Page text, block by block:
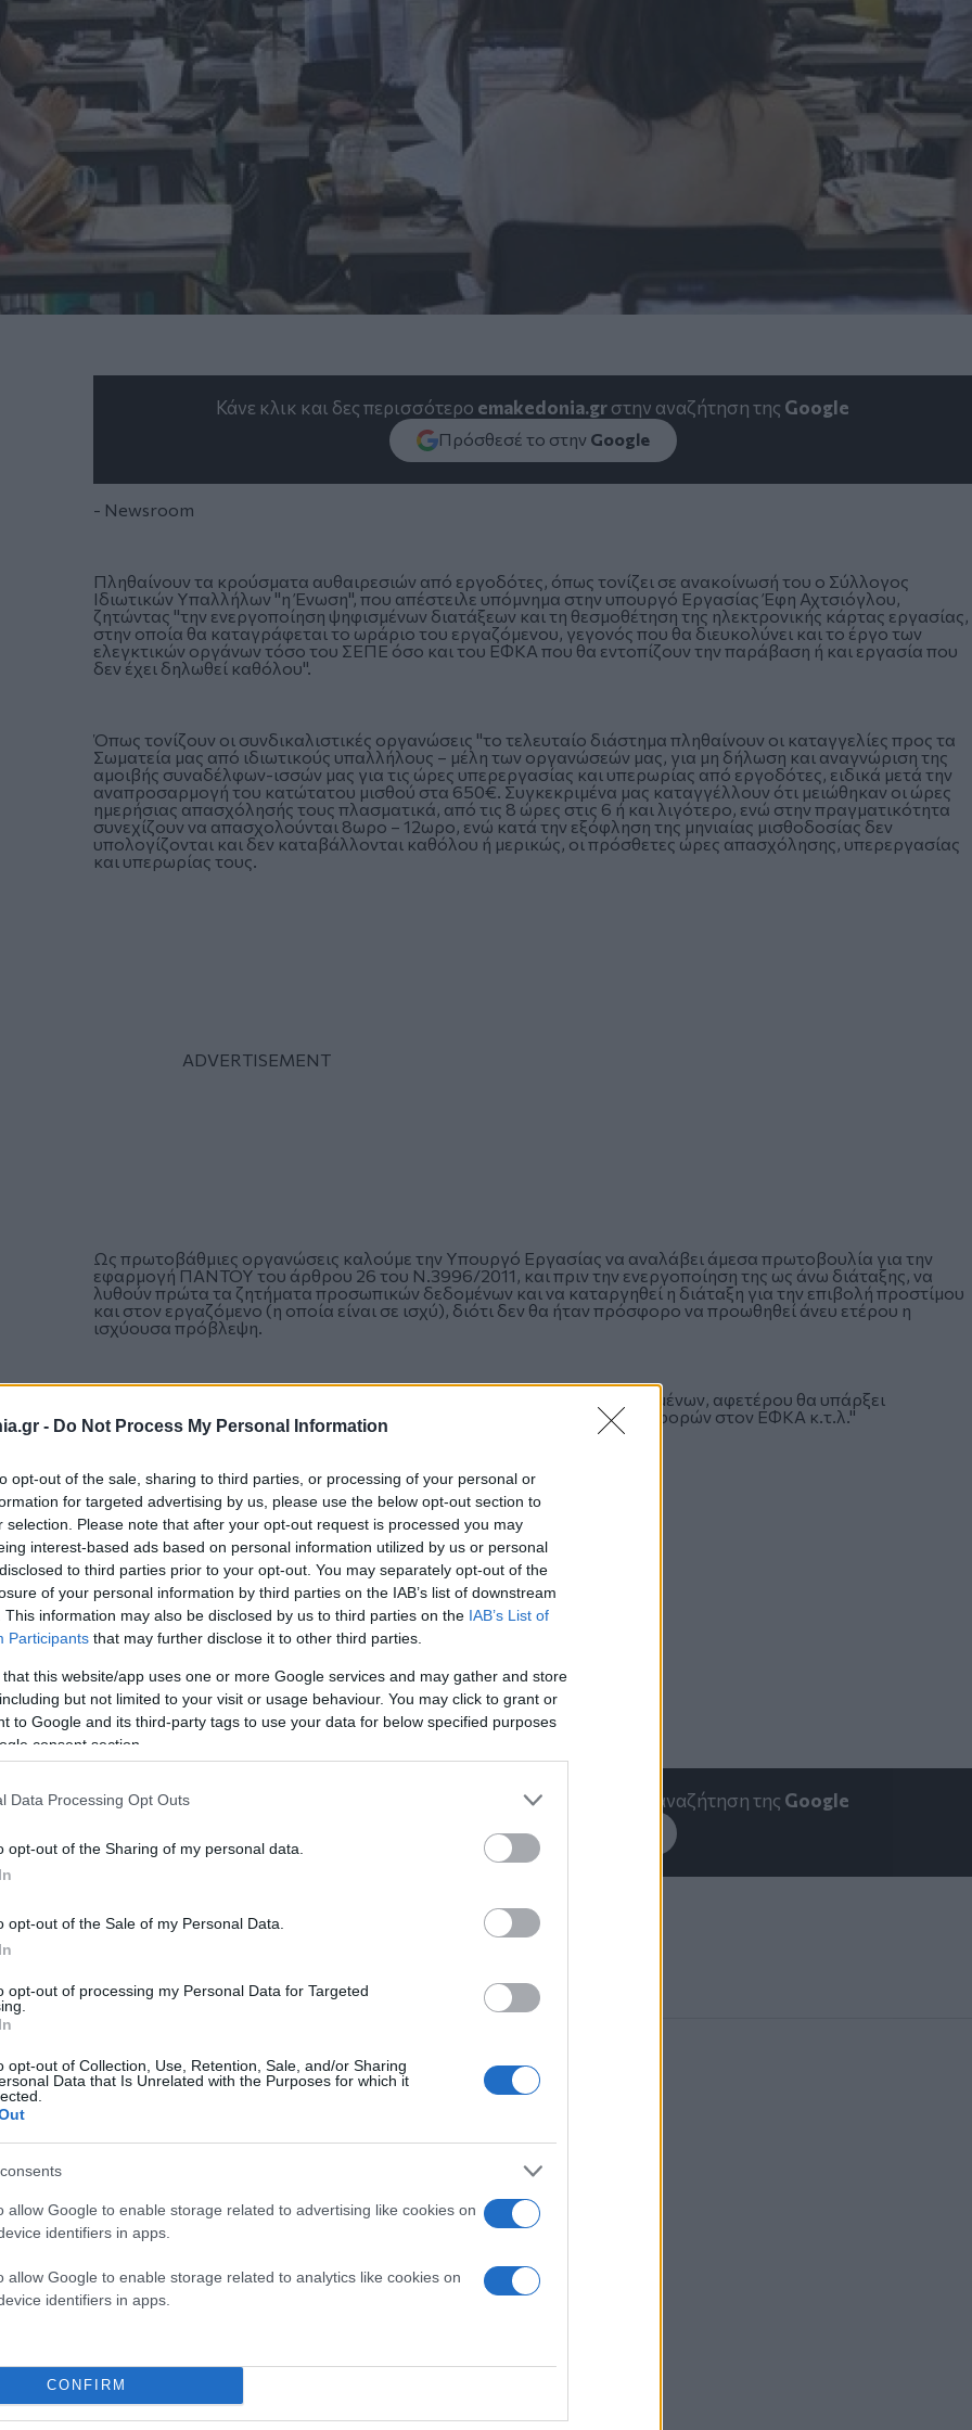
- Do Not Process My Personal Information
opt-out of the sale, sharing to third parties, or processing of your personal or
for targeted advertising by us, please use the below opt-out section to
selection. Please note that after your opt-out request is processed you may
interest-based ads based on personal information utilized by us or personal
to third parties prior to your opt-out. You may separately opt-out of the
of your personal information by third parties on the IAB’s list of downstream
This information may also be disclosed by us to third parties on the IAB’s List of
Participants that may further disclose it to other third parties.
that this website/app uses one or more Google services and may gather and store
but not limited to your visit or usage behaviour. You may click to grant or
to Google and its third-party tags to use your data for below specified purposes
consent section.
Data Processing Opt Outs
opt-out of the Sharing of my personal data.
opt-out of the Sale of my Personal Data.
opt-out of processing my Personal Data for Targeted
opt-out of Collection, Use, Retention, Sale, and/or Sharing
Data that Is Unrelated with the Purposes for which it
allow Google to enable storage related to advertising like cookies on
identifiers in apps.
allow Google to enable storage related to analytics like cookies on
identifiers in apps.
CONFIRM
Κάνε κλικ και δες περισσότερο emakedonia.grστην αναζήτηση της Google
Πρόσθεσέ το στην Google
- Newsroom
Πληθαίνουν τα κρούσματα αυθαιρεσιών από εργοδότες, όπως τονίζει σε ανακοίνωσή του ο Σύλλογος
Ιδιωτικών Υπαλλήλων "η Ένωση", που απέστειλε υπόμνημα στην υπουργό Εργασίας Έφη Αχτσιόγλου,
ζητώντας "την ενεργοποίηση ψηφισμένων διατάξεων και τη θεσμοθέτηση της ηλεκτρονικής κάρτας εργασίας,
στην οποία θα καταγράφεται το ωράριο του εργαζόμενου, γεγονός που θα διευκολύνει και το έργο των
ελεγκτικών οργάνων τόσο του ΣΕΠΕ όσο και του ΕΦΚΑ που θα εντοπίζουν την παράβαση ή και εργασία που
δεν έχει δηλωθεί καθόλου".
Όπως τονίζουν οι συνδικαλιστικές οργανώσεις "το τελευταίο διάστημα πληθαίνουν οι καταγγελίες προς τα
Σωματεία μας από ιδιωτικούς υπαλλήλους – μέλη των οργανώσεών μας, για μη δήλωση και αναγνώριση της
αμοιβής συναδέλφων-ισσών μας για τις ώρες υπερεργασίας και υπερωρίας από εργοδότες, ειδικά μετά την
αναπροσαρμογή του κατώτατου μισθού στα 650€. Συγκεκριμένα μας καταγγέλλουν ότι μειώθηκαν οι ώρες
ημερήσιας απασχόλησής τους πλασματικά, από τις 8 ώρες στις 6 ή και λιγότερο, ενώ στην πραγματικότητα
συνεχίζουν να απασχολούνται 8ωρο – 12ωρο, ενώ κατά την εξόφληση της μηνιαίας μισθοδοσίας δεν
υπολογίζονται και δεν καταβάλλονται καθόλου ή μερικώς, οι πρόσθετες ώρες απασχόλησης, υπερεργασίας
και υπερωρίας τους.
Ως πρωτοβάθμιες οργανώσεις καλούμε την Υπουργό Εργασίας να αναλάβει άμεσα πρωτοβουλία για την
εφαρμογή ΠΑΝΤΟΥ του άρθρου 26 του Ν.3996/2011, και πριν την ενεργοποίηση της ως άνω διάταξης, να
λυθούν πρώτα τα ζητήματα προσωπικών δεδομένων και να καταργηθεί η διάταξη για την επιβολή προστίμου
και στον εργαζόμενο (η οποία είναι σε ισχύ), διότι δεν θα ήταν πρόσφορο να προωθηθεί άνευ ετέρου η
ισχύουσα πρόβλεψη.
Με αυτό το τρόπο αφενός θα θωρακιστούν τα δικαιώματα των εργαζομένων, αφετέρου θα υπάρξει
διασφάλιση δημόσιου χρήματος με την καταβολή των αντίστοιχων εισφορών στον ΕΦΚΑ κ.τ.λ."
emakedonia.gr στην αναζήτηση της Google
Πρόσθεσέ το στην